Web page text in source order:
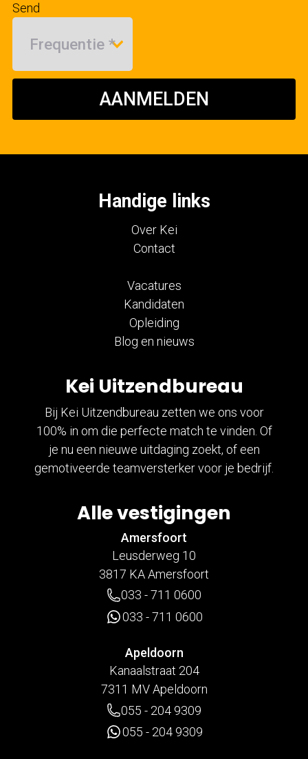
Send
AANMELDEN
Kei Uitzendbureau
Bij Kei Uitzendbureau zetten we ons voor
100% in om die perfecte match te vinden. Of
je nu een nieuwe uitdaging zoekt, of een
gemotiveerde teamversterker voor je bedrijf.
Alle vestigingen
Amersfoort
Leusderweg 10
3817 KA Amersfoort
033 - 711 0600
033 - 711 0600
Apeldoorn
Kanaalstraat 204
7311 MV Apeldoorn
055 - 204 9309
055 - 204 9309
Handige links
Over Kei
Contact
Vacatures
Kandidaten
Opleiding
Blog en nieuws